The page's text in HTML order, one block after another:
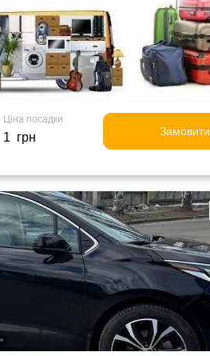
Ціна посадки
1 грн Замовити